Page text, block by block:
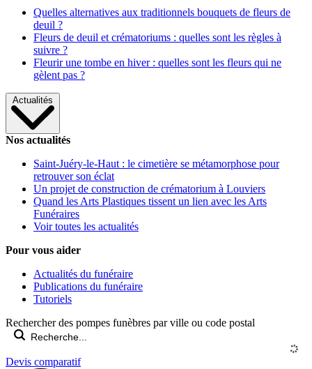
Quelles alternatives aux traditionnels bouquets de fleurs de
deuil ?
Fleurs de deuil et crématoriums : quelles sont les règles à
suivre ?
Fleurir une tombe en hiver : quelles sont les fleurs qui ne
gèlent pas ?
Actualités
Nos actualités
Saint-Juéry-le-Haut : le cimetière se métamorphose pour
retrouver son éclat
Un projet de construction de crématorium à Louviers
Quand les Arts Plastiques tissent un lien avec les Arts
Funéraires
Voir toutes les actualités
Pour vous aider
Actualités du funéraire
Publications du funéraire
Tutoriels
Rechercher des pompes funèbres par ville ou code postal
Devis comparatif